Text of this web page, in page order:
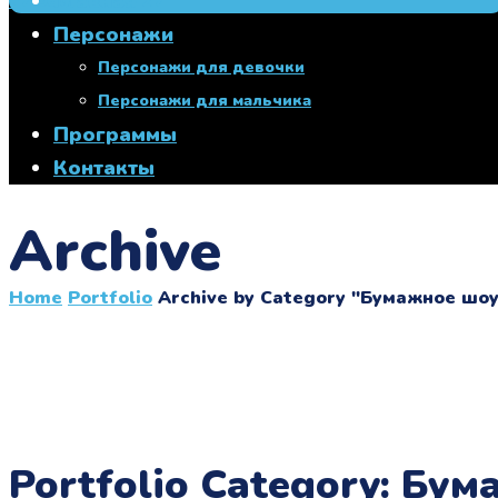
Персонажи
Персонажи для девочки
Персонажи для мальчика
Программы
Контакты
Archive
Home Portfolio Archive by Category "Бумажное
Portfolio Category: